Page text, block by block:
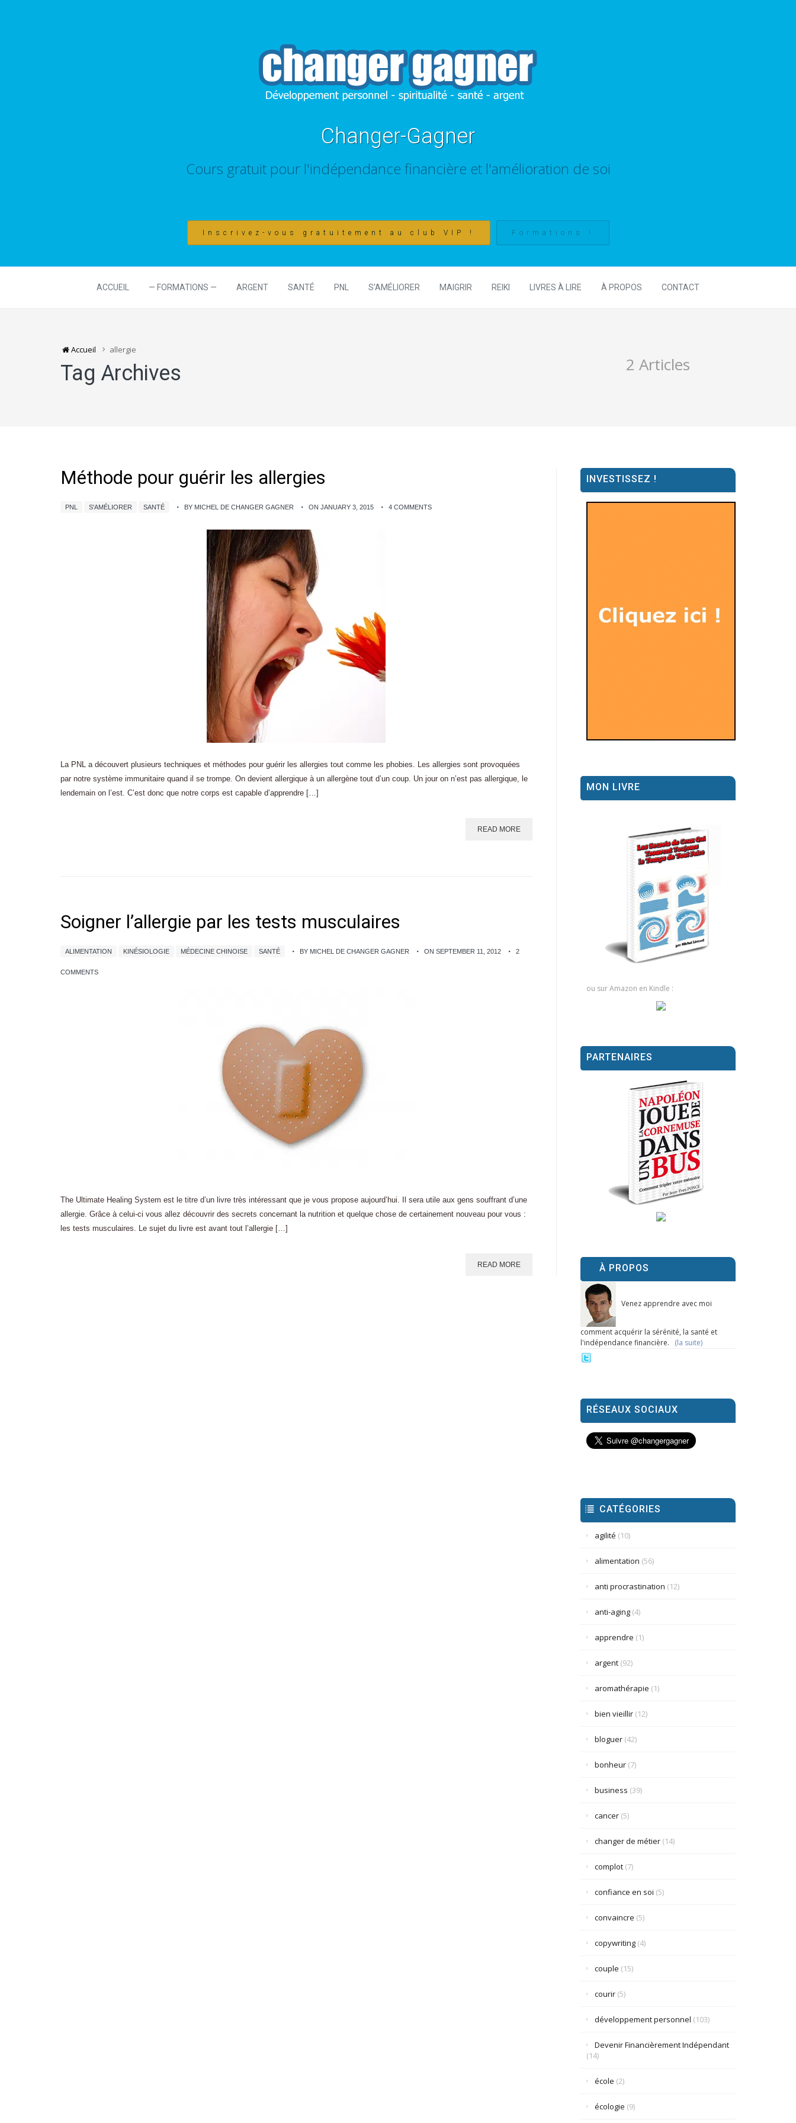
Changer-Gagner
Cours gratuit pour l'indépendance financière et l'amélioration de soi
Inscrivez-vous gratuitement au club VIP ! Formations !
ACCUEIL — FORMATIONS — ARGENT SANTÉ PNL S’AMÉLIORER MAIGRIR REIKI LIVRES À LIRE À PROPOS CONTACT
Accueil allergie
Tag Archives 2 Articles
Méthode pour guérir les allergies
PNL S'AMÉLIORER SANTÉ BY MICHEL DE CHANGER GAGNER ON JANUARY 3, 2015 4 COMMENTS
La PNL a découvert plusieurs techniques et méthodes pour guérir les allergies tout comme les phobies. Les allergies sont provoquées
par notre système immunitaire quand il se trompe. On devient allergique à un allergène tout d’un coup. Un jour on n’est pas allergique, le
lendemain on l’est. C’est donc que notre corps est capable d’apprendre […]
READ MORE
Soigner l’allergie par les tests musculaires
ALIMENTATION KINÉSIOLOGIE MÉDECINE CHINOISE SANTÉ BY MICHEL DE CHANGER GAGNER ON SEPTEMBER 11, 2012 2
COMMENTS
The Ultimate Healing System est le titre d’un livre très intéressant que je vous propose aujourd’hui. Il sera utile aux gens souffrant d’une
allergie. Grâce à celui-ci vous allez découvrir des secrets concernant la nutrition et quelque chose de certainement nouveau pour vous :
les tests musculaires. Le sujet du livre est avant tout l’allergie […]
READ MORE
INVESTISSEZ !
MON LIVRE
ou sur Amazon en Kindle :
PARTENAIRES
À PROPOS
Venez apprendre avec moi
comment acquérir la sérénité, la santé et
l'indépendance financière. (la suite)
RÉSEAUX SOCIAUX
CATÉGORIES
agilité (10)
alimentation (56)
anti procrastination (12)
anti-aging(4)
apprendre (1)
argent(92)
aromathérapie (1)
bien vieillir(12)
bloguer(42)
bonheur(7)
business (39)
cancer(5)
changer de métier(14)
complot(7)
confiance en soi (5)
convaincre (5)
copywriting(4)
couple (15)
courir(5)
développement personnel (103)
Devenir Financièrement Indépendant
(14)
école (2)
écologie (9)